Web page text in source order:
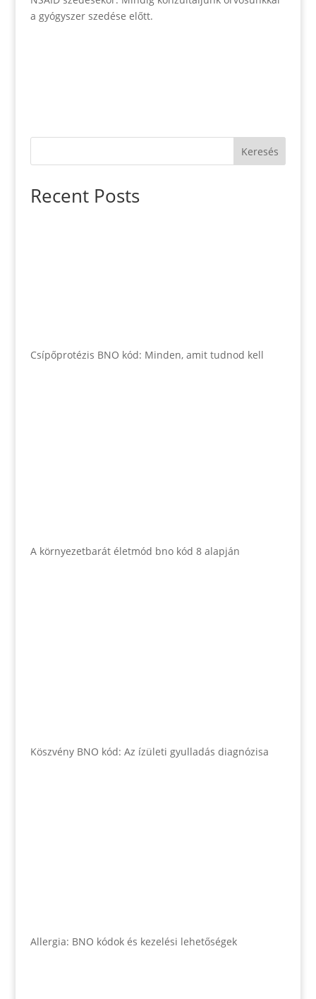
a gyógyszer szedése előtt.
Keresés
Recent Posts
Csípőprotézis BNO kód: Minden, amit tudnod kell
A környezetbarát életmód bno kód 8 alapján
Köszvény BNO kód: Az ízületi gyulladás diagnózisa
Allergia: BNO kódok és kezelési lehetőségek